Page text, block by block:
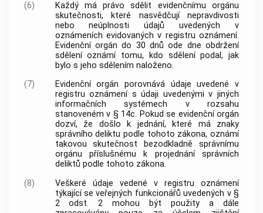
(6)
Každý má právo sdělit evidenčnímu orgánu
skutečnosti, které nasvědčují nepravdivosti
nebo neúplnosti údajů uvedených v
oznámeních evidovaných v registru oznámení.
Evidenční orgán do 30 dnů ode dne obdržení
sdělení oznámí tomu, kdo sdělení podal, jak
bylo s jeho sdělením naloženo.
(7)
Evidenční orgán porovnává údaje uvedené v
registru oznámení s údaji uvedenými v jiných
informačních systémech v rozsahu
stanoveném v § 14c. Pokud se evidenční orgán
dozví, že došlo k jednání, které má znaky
správního deliktu podle tohoto zákona, oznámí
takovou skutečnost bezodkladně správnímu
orgánu příslušnému k projednání správních
deliktů podle tohoto zákona.
(8)
Veškeré údaje vedené v registru oznámení
týkající se veřejných funkcionářů uvedených v §
2 odst. 2 mohou být použity a dále